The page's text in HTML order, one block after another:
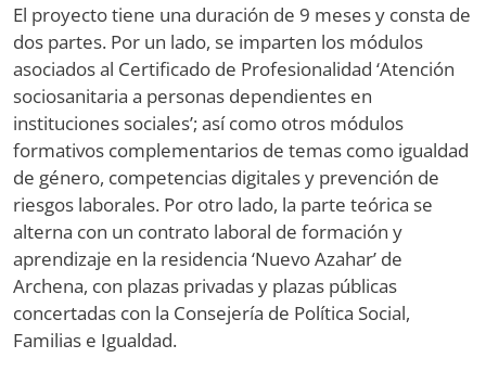
El proyecto tiene una duración de 9 meses y consta de
dos partes. Por un lado, se imparten los módulos
asociados al Certificado de Profesionalidad ‘Atención
sociosanitaria a personas dependientes en
instituciones sociales’; así como otros módulos
formativos complementarios de temas como igualdad
de género, competencias digitales y prevención de
riesgos laborales. Por otro lado, la parte teórica se
alterna con un contrato laboral de formación y
aprendizaje en la residencia ‘Nuevo Azahar’ de
Archena, con plazas privadas y plazas públicas
concertadas con la Consejería de Política Social,
Familias e Igualdad.